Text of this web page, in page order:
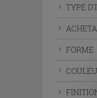
développer
menu.
TYPE
FORME